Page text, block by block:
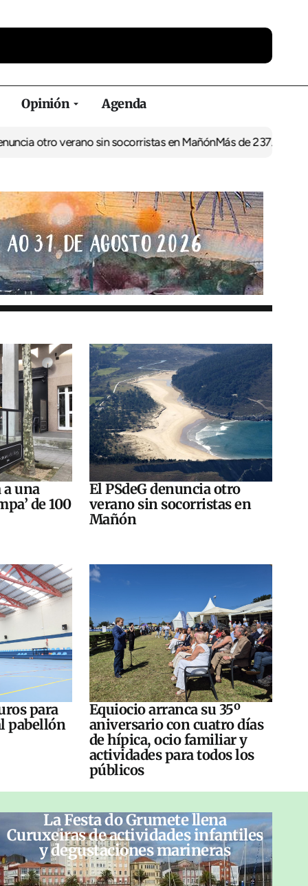
Opinión Agenda
verano sin socorristas en MañónMás de 237.000 euros
a una
de 100
El PSdeG denuncia otro
verano sin socorristas en
Mañón
para
pabellón
Equiocio arranca su 35º
aniversario con cuatro días
de hípica, ocio familiar y
actividades para todos los
públicos
La Festa do Grumete llena
Curuxeiras de actividades infantiles
y degustaciones marineras